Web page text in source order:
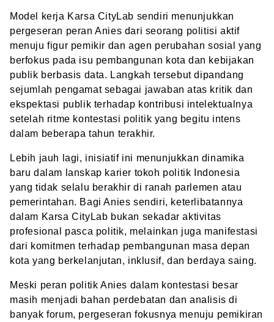
Model kerja Karsa CityLab sendiri menunjukkan
pergeseran peran Anies dari seorang politisi aktif
menuju figur pemikir dan agen perubahan sosial yang
berfokus pada isu pembangunan kota dan kebijakan
publik berbasis data. Langkah tersebut dipandang
sejumlah pengamat sebagai jawaban atas kritik dan
ekspektasi publik terhadap kontribusi intelektualnya
setelah ritme kontestasi politik yang begitu intens
dalam beberapa tahun terakhir.
Lebih jauh lagi, inisiatif ini menunjukkan dinamika
baru dalam lanskap karier tokoh politik Indonesia
yang tidak selalu berakhir di ranah parlemen atau
pemerintahan. Bagi Anies sendiri, keterlibatannya
dalam Karsa CityLab bukan sekadar aktivitas
profesional pasca politik, melainkan juga manifestasi
dari komitmen terhadap pembangunan masa depan
kota yang berkelanjutan, inklusif, dan berdaya saing.
Meski peran politik Anies dalam kontestasi besar
masih menjadi bahan perdebatan dan analisis di
banyak forum, pergeseran fokusnya menuju pemikiran